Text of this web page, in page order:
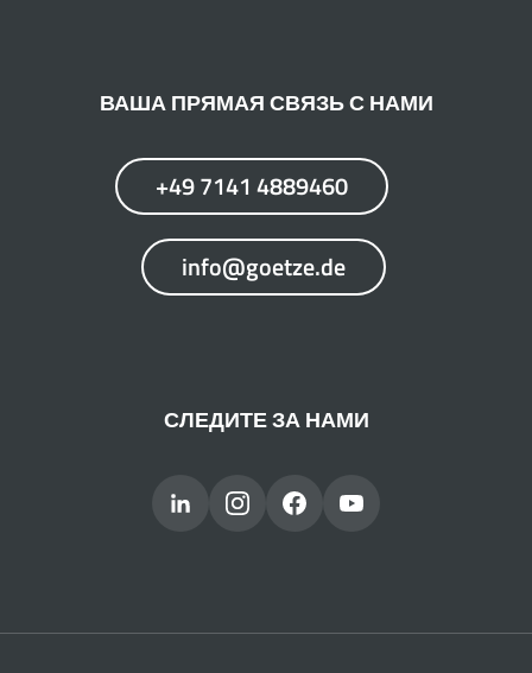
ВАША ПРЯМАЯ СВЯЗЬ С НАМИ
+49 7141 4889460
info@goetze.de
СЛЕДИТЕ ЗА НАМИ